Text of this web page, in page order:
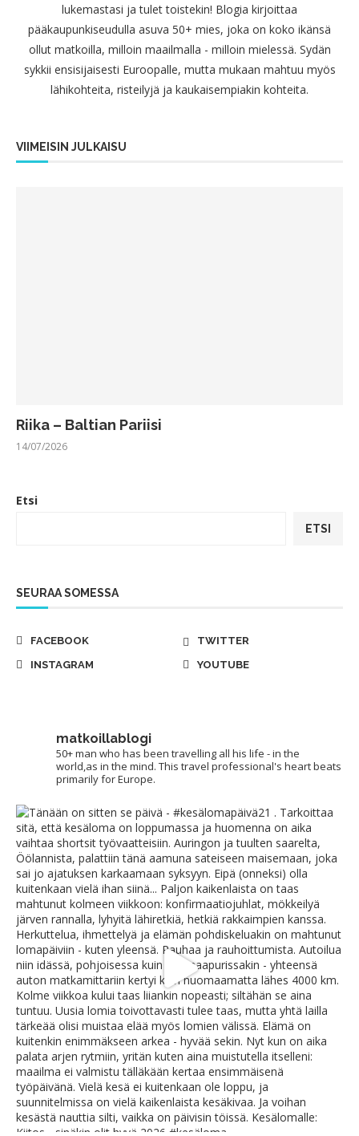
lukemastasi ja tulet toistekin! Blogia kirjoittaa
pääkaupunkiseudulla asuva 50+ mies, joka on koko ikänsä
ollut matkoilla, milloin maailmalla - milloin mielessä. Sydän
sykkii ensisijaisesti Euroopalle, mutta mukaan mahtuu myös
lähikohteita, risteilyjä ja kaukaisempiakin kohteita.
VIIMEISIN JULKAISU
Riika – Baltian Pariisi
14/07/2026
Etsi
ETSI
SEURAA SOMESSA
FACEBOOK
TWITTER
INSTAGRAM
YOUTUBE
matkoillablogi
50+ man who has been travelling all his life - in the
world,as in the mind. This travel professional's heart beats
primarily for Europe.